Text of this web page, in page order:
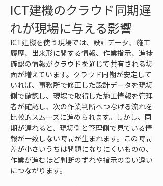
ICT建機のクラウド同期遅
れが現場に与える影響
ICT建機を使う現場では、設計データ、施工
履歴、出来形に関する情報、作業指示、進捗
確認の情報がクラウドを通じて共有される場
面が増えています。クラウド同期が安定して
いれば、事務所で修正した設計データを現場
側で確認し、現場で取得した施工情報を管理
者が確認し、次の作業判断へつなげる流れを
比較的スムーズに進められます。しかし、同
期が遅れると、現場側と管理側で見ている情
報が一致しない時間が生まれます。この時間
差が小さいうちは問題になりにくいものの、
作業が進むほど判断のずれや指示の食い違い
につながります。